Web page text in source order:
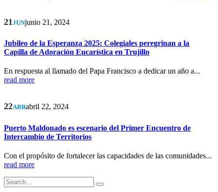
21 JUNjunio 21, 2024
Jubileo de la Esperanza 2025: Colegiales peregrinan a la
Capilla de Adoración Eucarística en Trujillo
En respuesta al llamado del Papa Francisco a dedicar un año a...
read more
22ABRabril 22, 2024
Puerto Maldonado es escenario del Primer Encuentro de
Intercambio de Territorios
Con el propósito de fortalecer las capacidades de las comunidades...
read more